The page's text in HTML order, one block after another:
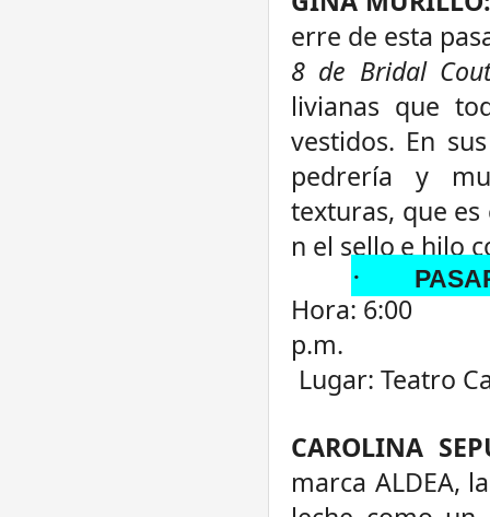
erre de esta
8 de Bridal
livianas que
vestidos. En
pedrería y
texturas, que es
n el selloehilo
·
Hora: 6:00
p.m.
Lugar: Teatro
CAROLINA
marca ALDEA,